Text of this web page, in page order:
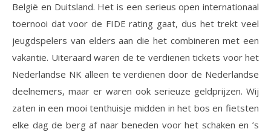
België en Duitsland. Het is een serieus open internationaal
toernooi dat voor de FIDE rating gaat, dus het trekt veel
jeugdspelers van elders aan die het combineren met een
vakantie. Uiteraard waren de te verdienen tickets voor het
Nederlandse NK alleen te verdienen door de Nederlandse
deelnemers, maar er waren ook serieuze geldprijzen. Wij
zaten in een mooi tenthuisje midden in het bos en fietsten
elke dag de berg af naar beneden voor het schaken en ’s